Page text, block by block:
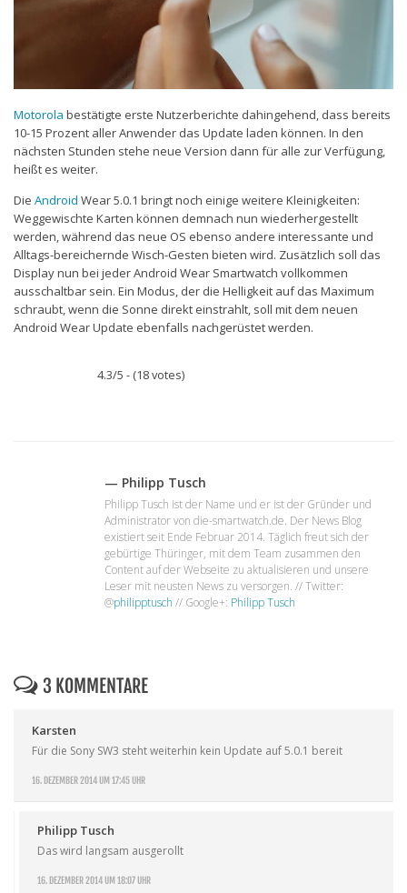
Mobilfunk-Tarifrechner
Flatrate-Datentarife
Motorola bestätigte erste Nutzerberichte dahingehend, dass bereits
10-15 Prozent aller Anwender das Update laden können. In den
nächsten Stunden stehe neue Version dann für alle zur Verfügung,
heißt es weiter.
Die Android Wear 5.0.1 bringt noch einige weitere Kleinigkeiten:
Weggewischte Karten können demnach nun wiederhergestellt
werden, während das neue OS ebenso andere interessante und
Alltags-bereichernde Wisch-Gesten bieten wird. Zusätzlich soll das
Display nun bei jeder Android Wear Smartwatch vollkommen
ausschaltbar sein. Ein Modus, der die Helligkeit auf das Maximum
schraubt, wenn die Sonne direkt einstrahlt, soll mit dem neuen
Android Wear Update ebenfalls nachgerüstet werden.
4.3/5 - (18 votes)
— Philipp Tusch
Philipp Tusch ist der Name und er ist der Gründer und
Administrator von die-smartwatch.de. Der News Blog
existiert seit Ende Februar 2014. Täglich freut sich der
gebürtige Thüringer, mit dem Team zusammen den
Content auf der Webseite zu aktualisieren und unsere
Leser mit neusten News zu versorgen. // Twitter:
@philipptusch // Google+: Philipp Tusch
3 KOMMENTARE
Karsten
16. DEZEMBER 2014 UM 17:45 UHR
Für die Sony SW3 steht weiterhin kein Update auf 5.0.1 bereit
Philipp Tusch
16. DEZEMBER 2014 UM 18:07 UHR
Das wird langsam ausgerollt